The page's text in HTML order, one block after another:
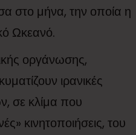
στο μήνα, την οποία η
Ωκεανό.
οργάνωσης,
ιρανικές
σε κλίμα που
κινητοποιήσεις, του